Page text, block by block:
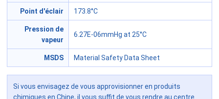
Point d'éclair 173.8°C
Pression de
vapeur
6.27E-06mmHg at 25°C
MSDS Material Safety Data Sheet
Si vous envisagez de vous approvisionner en produits
chimiques en Chine, il vous suffit de vous rendre au centre